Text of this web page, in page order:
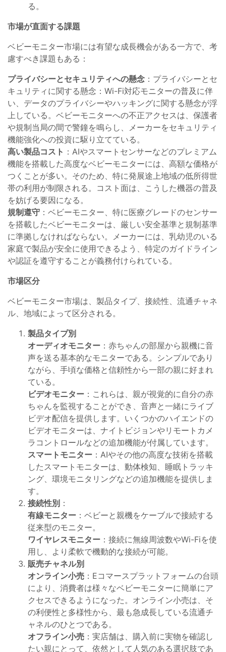
る。
市場が直面する課題
ベビーモニター市場には有望な成長機会がある一方で、考
慮すべき課題もある：
プライバシーとセキュリティへの懸念 ：プライバシーとセ
キュリティに関する懸念：Wi-Fi対応モニターの普及に伴
い、データのプライバシーやハッキングに関する懸念が浮
上している。ベビーモニターへの不正アクセスは、保護者
や規制当局の間で警鐘を鳴らし、メーカーをセキュリティ
機能強化への投資に駆り立てている。
高い製品コスト ：AIやスマートセンサーなどのプレミアム
機能を搭載した高度なベビーモニターには、高額な価格が
つくことが多い。そのため、特に発展途上地域の低所得世
帯の利用が制限される。コスト面は、こうした機器の普及
を妨げる要因になる。
規制遵守 ：ベビーモニター、特に医療グレードのセンサー
を搭載したベビーモニターは、厳しい安全基準と規制基準
に準拠しなければならない。メーカーには、乳幼児のいる
家庭で製品が安全に使用できるよう、特定のガイドライン
や認証を遵守することが義務付けられている。
市場区分
ベビーモニター市場は、製品タイプ、接続性、流通チャネ
ル、地域によって区分される。
製品タイプ別
オーディオモニター ：赤ちゃんの部屋から親機に音
声を送る基本的なモニターである。シンプルであり
ながら、手頃な価格と信頼性から一部の親に好まれ
ている。
ビデオモニター ：これらは、親が視覚的に自分の赤
ちゃんを監視することができ、音声と一緒にライブ
ビデオ配信を提供します。いくつかのハイエンドの
ビデオモニターは、ナイトビジョンやリモートカメ
ラコントロールなどの追加機能が付属しています。
スマートモニター ：AIやその他の高度な技術を搭載
したスマートモニターは、動体検知、睡眠トラッキ
ング、環境モニタリングなどの追加機能を提供しま
す。
接続性別 ：
有線モニター ：ベビーと親機をケーブルで接続する
従来型のモニター。
ワイヤレスモニター ：接続に無線周波数やWi-Fiを使
用し、より柔軟で機動的な接続が可能。
販売チャネル別
オンライン小売 ：Eコマースプラットフォームの台頭
により、消費者は様々なベビーモニターに簡単にア
クセスできるようになった。オンライン小売は、そ
の利便性と多様性から、最も急成長している流通チ
ャネルのひとつである。
オフライン小売 ：実店舗は、購入前に実物を確認し
たい親にとって、依然として人気のある選択肢であ